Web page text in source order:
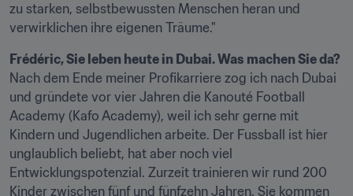
zu starken, selbstbewussten Menschen heran und
verwirklichen ihre eigenen Träume."
Frédéric, Sie leben heute in Dubai. Was machen Sie da?
Nach dem Ende meiner Profikarriere zog ich nach Dubai
und gründete vor vier Jahren die Kanouté Football
Academy (Kafo Academy), weil ich sehr gerne mit
Kindern und Jugendlichen arbeite. Der Fussball ist hier
unglaublich beliebt, hat aber noch viel
Entwicklungspotenzial. Zurzeit trainieren wir rund 200
Kinder zwischen fünf und fünfzehn Jahren. Sie kommen